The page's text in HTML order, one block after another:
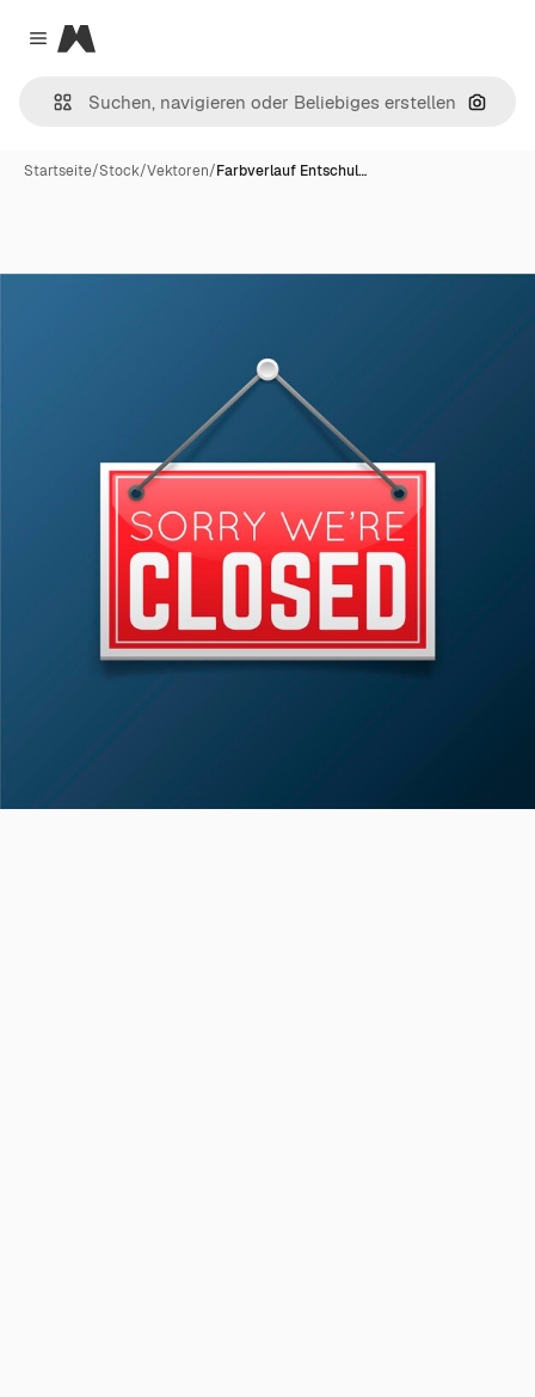
Close menu
Magnific
Nach
Startseite/Stock/Vektoren/Farbverlauf Entschul…